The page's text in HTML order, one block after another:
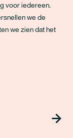
voor iedereen.
we de
we zien dat het